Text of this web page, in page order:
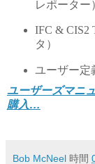
レポーター
IFC & CIS2
タ）
ユーザー定
ユーザーズマニ
購入…
Bob McNeel 時間